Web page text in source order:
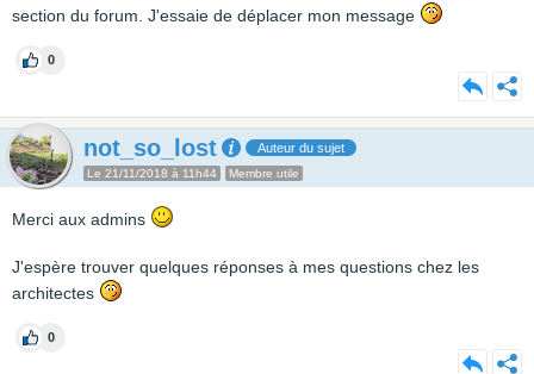
section du forum. J'essaie de déplacer mon message
0
not_so_lost Auteur du sujet
Le 21/11/2018 à 11h44 Membre utile
Merci aux admins
J'espère trouver quelques réponses à mes questions chez les
architectes
0